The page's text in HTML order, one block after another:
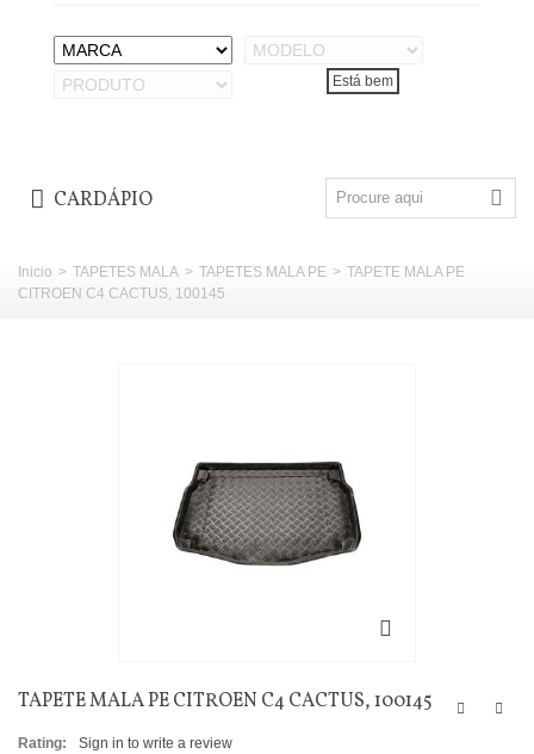
CARDÁPIO
Inicio > TAPETES MALA > TAPETES MALA PE > TAPETE MALA PE
CITROEN C4 CACTUS, 100145
TAPETE MALA PE CITROEN C4 CACTUS, 100145
Rating:
Sign in to write a review